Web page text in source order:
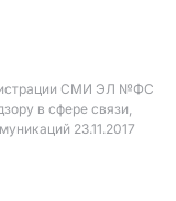
СМИ ЭЛ №ФС
в сфере связи,
23.11.2017